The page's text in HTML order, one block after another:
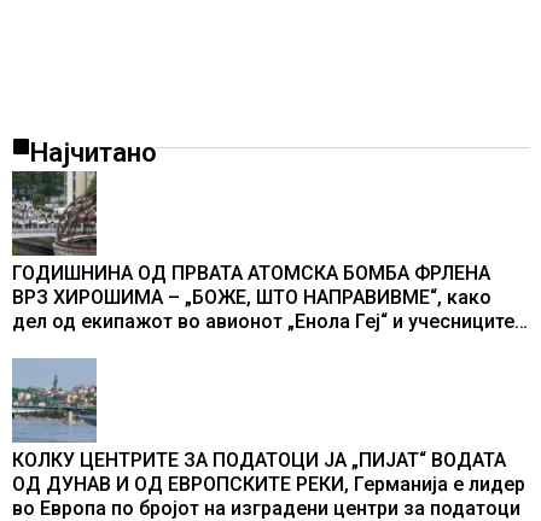
Најчитано
ГОДИШНИНА ОД ПРВАТА АТОМСКА БОМБА ФРЛЕНА
ВРЗ ХИРОШИМА – „БОЖЕ, ШТО НАПРАВИВМЕ“, како
дел од екипажот во авионот „Енола Геј“ и учесниците
промени текот на историјата
КОЛКУ ЦЕНТРИТЕ ЗА ПОДАТОЦИ ЈА „ПИЈАТ“ ВОДАТА
ОД ДУНАВ И ОД ЕВРОПСКИТЕ РЕКИ, Германија е лидер
во Европа по бројот на изградени центри за податоци